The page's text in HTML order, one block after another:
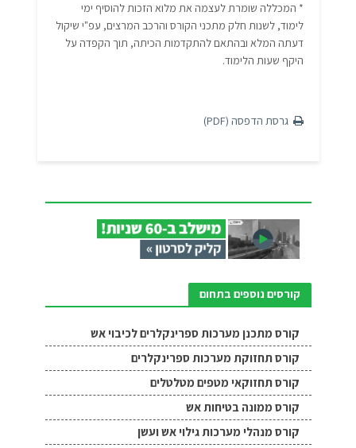
* המכללה שומרת לעצמה את מלוא הזכות להוסיף ימי
לימוד, לשנות חלק מתכני הקורס והרכב המרצים, עפ"י שיקול
דעתה המלא ובהתאם להתקדמות הכיתה, תוך הקפדה על
היקף שעות הלימוד.
גרסת הדפסה (PDF)
קורסים נוספים בתחום
קורס מתכנן מערכות ספרינקלרים לכיבוי אש
קורס תחזוקת מערכות ספרינקלרים
קורס תחזוקאי מטפים מטלטלים
קורס ממונה בטיחות אש
קורס מנהלי מערכות גילוי אש ועשן